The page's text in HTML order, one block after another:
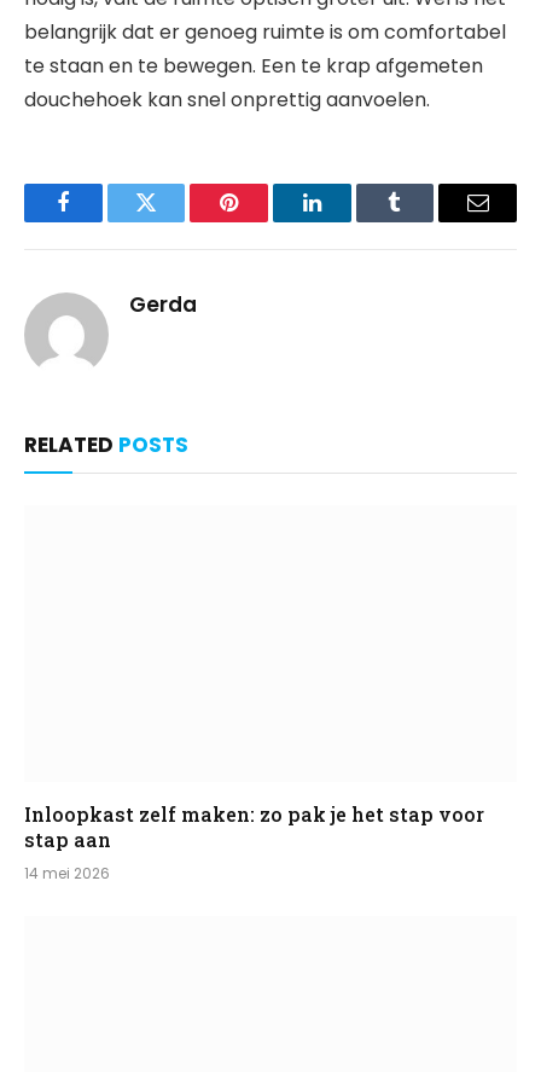
belangrijk dat er genoeg ruimte is om comfortabel
te staan en te bewegen. Een te krap afgemeten
douchehoek kan snel onprettig aanvoelen.
FacebookTwitter Pinterest LinkedInTumblr Email
Gerda
RELATED POSTS
Inloopkast zelf maken: zo pak je het stap voor
stap aan
14 mei 2026